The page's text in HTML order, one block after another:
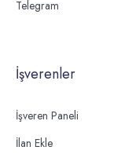
Telegram
İşverenler
İşveren Paneli
İlan Ekle